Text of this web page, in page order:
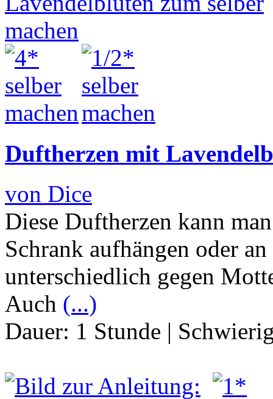
Duftherzen mit
von Dice
Diese Duftherzen kann
Schrank aufhängen oder
unterschiedlich gegen
Auch (...)
Dauer: 1 Stunde |